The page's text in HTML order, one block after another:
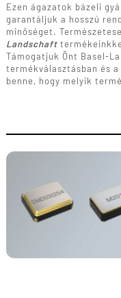
Ezen ágazatok bázeli
garantáljuk a hosszú
minőséget.
Landschaft
Támogatjuk Önt Basel-
termékválasztásban és
benne, hogy melyik